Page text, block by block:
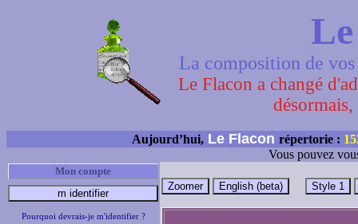
La composition de
Le Flacon a changé
Aujourd’hui, Le Flacon répertorie :
Vous pouvez
Mon compte
Pourquoi devrais-je m'identifier ?